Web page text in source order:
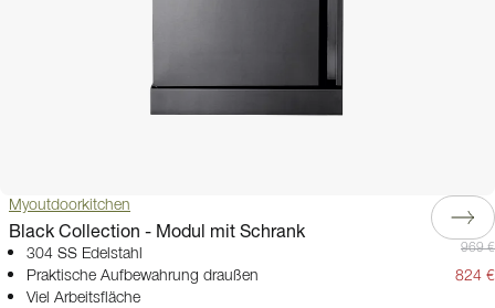
Myoutdoorkitchen
Black Collection - Modul mit Schrank
304 SS Edelstahl
Praktische Aufbewahrung draußen
Viel Arbeitsfläche
969 €
824 €